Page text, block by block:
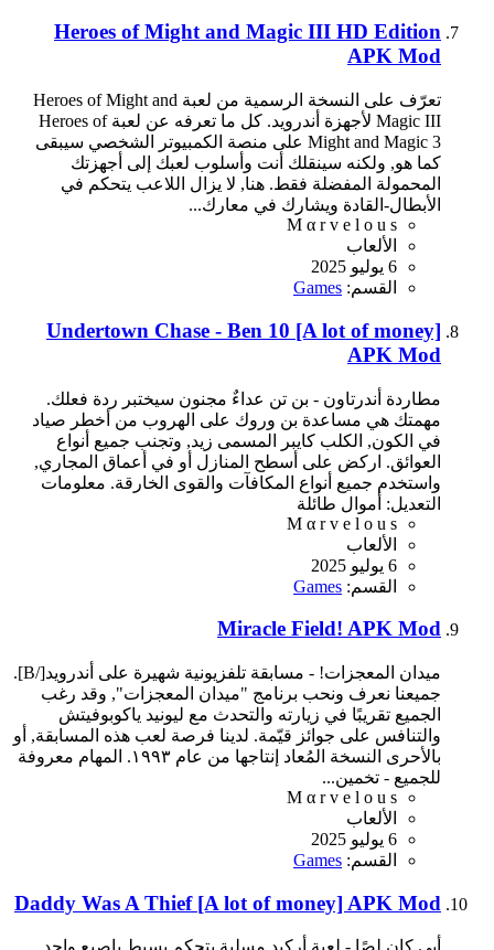
Heroes of Might and Magic III HD Edition
APK Mod
تعرّف على النسخة الرسمية من لعبة Heroes of Might and
Magic III لأجهزة أندرويد. كل ما تعرفه عن لعبة Heroes of
Might and Magic 3 على منصة الكمبيوتر الشخصي سيبقى
كما هو, ولكنه سينقلك أنت وأسلوب لعبك إلى أجهزتك
المحمولة المفضلة فقط. هنا, لا يزال اللاعب يتحكم في
الأبطال-القادة ويشارك في معارك...
M α r v e l o u s
الألعاب
6 يوليو 2025
القسم: Games
Undertown Chase - Ben 10 [A lot of money]
APK Mod
مطاردة أندرتاون - بن تن عداءٌ مجنون سيختبر ردة فعلك.
مهمتك هي مساعدة بن وروك على الهروب من أخطر صياد
في الكون, الكلب كايبر المسمى زيد, وتجنب جميع أنواع
العوائق. اركض على أسطح المنازل أو في أعماق المجاري,
واستخدم جميع أنواع المكافآت والقوى الخارقة. معلومات
التعديل: أموال طائلة
M α r v e l o u s
الألعاب
6 يوليو 2025
القسم: Games
Miracle Field! APK Mod
ميدان المعجزات! - مسابقة تلفزيونية شهيرة على أندرويد[/B].
جميعنا نعرف ونحب برنامج "ميدان المعجزات", وقد رغب
الجميع تقريبًا في زيارته والتحدث مع ليونيد ياكوبوفيتش
والتنافس على جوائز قيّمة. لدينا فرصة لعب هذه المسابقة, أو
بالأحرى النسخة المُعاد إنتاجها من عام ١٩٩٣. المهام معروفة
للجميع - تخمين...
M α r v e l o u s
الألعاب
6 يوليو 2025
القسم: Games
Daddy Was A Thief [A lot of money] APK Mod